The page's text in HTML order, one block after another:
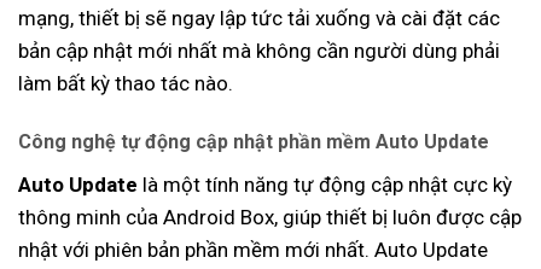
mạng, thiết bị sẽ ngay lập tức tải xuống và cài đặt các
bản cập nhật mới nhất mà không cần người dùng phải
làm bất kỳ thao tác nào.
Công nghệ tự động cập nhật phần mềm Auto Update
Auto Update là một tính năng tự động cập nhật cực kỳ
thông minh của Android Box, giúp thiết bị luôn được cập
nhật với phiên bản phần mềm mới nhất. Auto Update